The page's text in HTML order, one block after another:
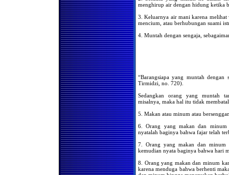
Hukum Meninggalkan
Shalat Karena Sakit
Jika Telah Suci Saat Shalat
Ashar atau Isya, Apakah
Wajib Melaksanakan Shalat
Zhuhur dan Maghrib
Jika Wanita Mendapatkan
Kesuciannya di waktu Ashar
Apakah Ia Harus
Melaksanakan Shalat Zhuhur
Mendapatkan Haidh
Beberapa Saat Setelah Masuk
Waktu Shalat, Wajibkah
Mengqadha Shalat Tersebut
Setelah Suci
Urutan Shalat yang Diqadha
Seorang Wanita
Mendapatkan Kesuciannya
Beberapa Saat Sebelum
Terbenamnya Matahari,
Wajibkah Ia Melaksanakan
Shalat Zhuhur dan Ashar?
Keutamaan Shaf Wanita
Dalam Shalat Berjama'ah
menghirup air dengan hidung ketika
3. Keluarnya air mani karena melihat
mencium, atau berhu­bungan suami
“Barangsiapa yang muntah dengan
Tirmidzi, no. 720).
Sedangkan orang yang muntah
misalnya, maka hal itu tidak
5. Makan atau minum atau
6. Orang yang makan dan minum
nyatalah baginya bahwa fajar telah
7. Orang yang makan dan minum
kemudian nyata baginya bahwa hari
8. Orang yang makan dan minum
karena menduga bahwa berhenti